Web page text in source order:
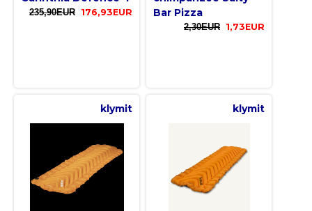
235,90EUR 176,93EUR
Bar Pizza
2,30EUR 1,73EUR
klymit klymit